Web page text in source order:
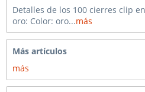
Detalles de los 100 cierres clip
oro: Color: oro...más
Más artículos
más